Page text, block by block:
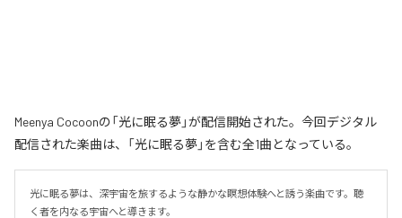
Meenya Cocoonの「光に眠る夢」が配信開始された。今回デジタル
配信された楽曲は、「光に眠る夢」を含む全1曲となっている。
光に眠る夢は、深宇宙を旅するような静かな瞑想体験へと誘う楽曲です。聴
く者を内なる宇宙へと導きます。